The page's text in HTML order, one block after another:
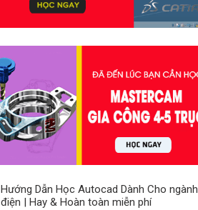
Hướng Dẫn Học Autocad Dành Cho ngành
điện | Hay & Hoàn toàn miễn phí